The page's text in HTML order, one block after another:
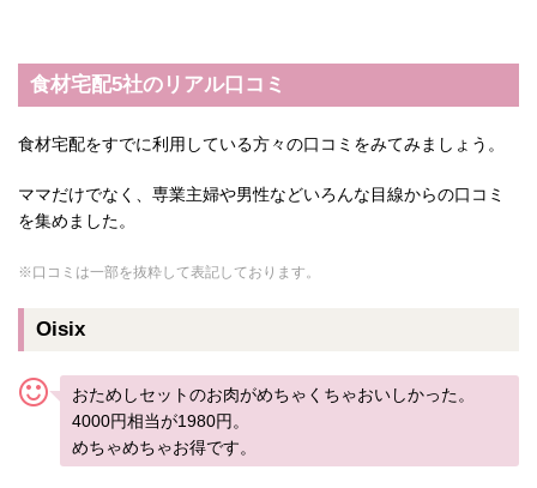
食材宅配5社のリアル口コミ
食材宅配をすでに利用している方々の口コミをみてみましょう。
ママだけでなく、専業主婦や男性などいろんな目線からの口コミ
を集めました。
※口コミは一部を抜粋して表記しております。
Oisix
おためしセットのお肉がめちゃくちゃおいしかった。
4000円相当が1980円。
めちゃめちゃお得です。